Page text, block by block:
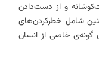
و از دست‌دادن
شامل خطرکردن‌های
گونه‌ی خاصی از انسان